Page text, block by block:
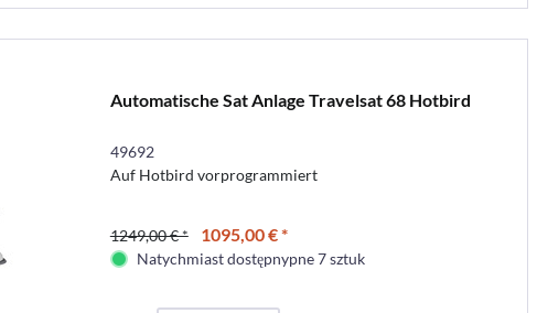
Automatische Sat Anlage Travelsat 68 Hotbird
49692
Auf Hotbird vorprogrammiert
1249,00 € * 1095,00 € *
Natychmiast dostępnypne 7 sztuk